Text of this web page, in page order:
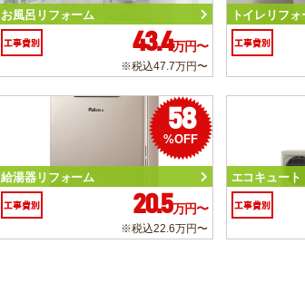
お風呂リフォーム
工事費別 43.4万円〜
※税込47.7万円〜
トイレリフォ
工事費別
58
%OFF
給湯器リフォーム
工事費別 20.5万円〜
※税込22.6万円〜
エコキュート
工事費別